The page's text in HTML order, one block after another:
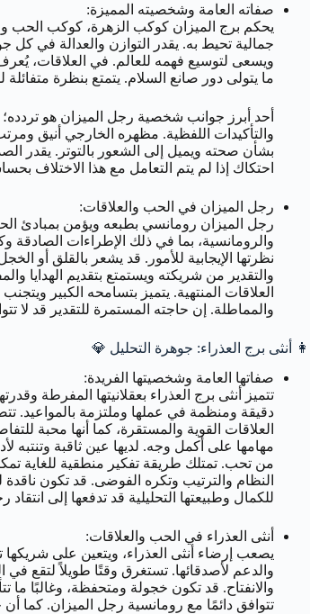
صفاته العامة وشخصيته المميزة:
يحكم برج الميزان كوكب الزهرة، كوكب الحب
جمالية تحيط به. يقدر التوازن والعدالة في كل
ويسعى لتوسيع فهمه للعالم. في العلاقات،
ما يتولى دور صانع السلام. يتمتع بنظرة متفائلة
أحد أبرز جوانب شخصية رجل الميزان هو
والتأكيدات اللفظية. مظهره الخارجي أنيق
بشأن صحته ويميل إلى الشعور بالتوتر. يقدر
احتكاك إذا لم يتم التعامل مع هذا الاختلاف
رجل الميزان في الحب والعلاقات:
رجل الميزان رومانسي بطبعه ويؤمن بمبادئ
والرومانسية، بما في ذلك الإطراءات الصادقة
نظرتها الإيجابية للأمور. قد يشعر بالقلق أو
والتقدير من شريكته ويستمتع بتقديم الهدايا
العلاقات المنتهية. يتميز بتسامحه الكبير
والمماطلة. إن حاجته المستمرة للتقدير قد لا
👩 أنثى برج العذراء: جوهرة التحليل 💎
صفاتها العامة وشخصيتها الفريدة:
تتميز أنثى برج العذراء بعقلانيتها المفرطة
دقيقة ومنظمة في عملها وملتزمة بالمواعيد.
العلاقات القوية والمستقرة، كما أنها محبة
مهامها على أكمل وجه. لديها عين ثاقبة وتنتبه
من تحب. تمتلك طريقة تفكير منطقية للغاية
النظام والترتيب وتكره الفوضى. قد تكون
للكمال وطبيعتها التحليلية قد تدفعها إلى
أنثى العذراء في الحب والعلاقات:
يصعب إرضاء أنثى العذراء، ويتعين على شريكها
والدعم لأصدقائها. تستغرق وقتًا طويلاً لتقع في
والانفتاح. قد تكون خجولة ومتحفظة، وغالبًا ما
تتوافق دائمًا مع رومانسية رجل الميزان. كما أن